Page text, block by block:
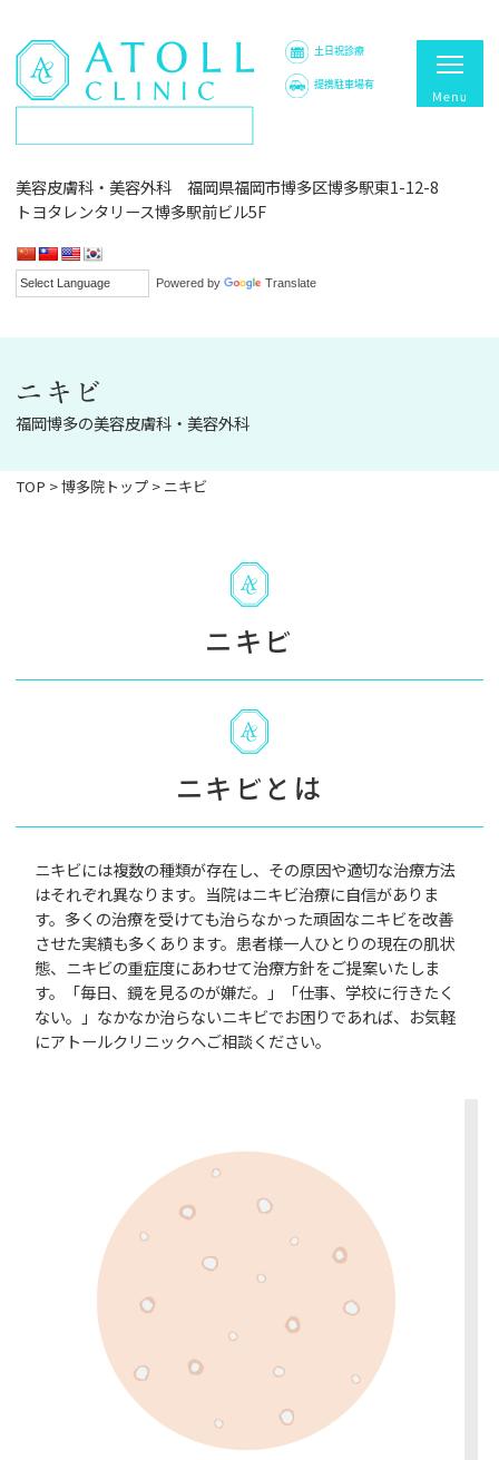
Powered by Translate
土日祝診療
提携駐車場有
美容皮膚科・美容外科 福岡県福岡市博多区博多駅東1-12-8
トヨタレンタリース博多駅前ビル5F
ニキビ
福岡博多の美容皮膚科・美容外科
TOP >博多院トップ > ニキビ
ニキビ
ニキビとは
ニキビには複数の種類が存在し、その原因や適切な治療方法
はそれぞれ異なります。当院はニキビ治療に自信がありま
す。多くの治療を受けても治らなかった頑固なニキビを改善
させた実績も多くあります。患者様一人ひとりの現在の肌状
態、ニキビの重症度にあわせて治療方針をご提案いたしま
す。「毎日、鏡を見るのが嫌だ。」「仕事、学校に行きたく
ない。」なかなか治らないニキビでお困りであれば、お気軽
にアトールクリニックへご相談ください。